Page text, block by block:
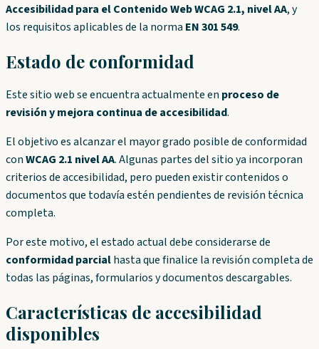
Accesibilidad para el Contenido Web WCAG 2.1, nivel AA, y
los requisitos aplicables de la norma EN 301 549.
Estado de conformidad
Este sitio web se encuentra actualmente en proceso de
revisión y mejora continua de accesibilidad.
El objetivo es alcanzar el mayor grado posible de conformidad
conWCAG 2.1 nivel AA. Algunas partes del sitio ya incorporan
criterios de accesibilidad, pero pueden existir contenidos o
documentos que todavía estén pendientes de revisión técnica
completa.
Por este motivo, el estado actual debe considerarse de
conformidad parcialhasta que finalice la revisión completa de
todas las páginas, formularios y documentos descargables.
Características de accesibilidad
disponibles